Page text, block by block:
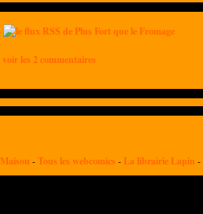
voir les 2 commentaires
Maison -Tous les webcomics - La librairie Lapin -